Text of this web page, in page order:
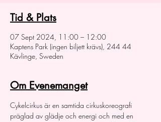
Tid & Plats
07 Sept 2024, 11:00 – 12:00
Kaptens Park (ingen biljett krävs), 244 44
Kävlinge, Sweden
Om Evenemanget
Cykelcirkus är en samtida cirkuskoreografi
präglad av glädje och energi och med en